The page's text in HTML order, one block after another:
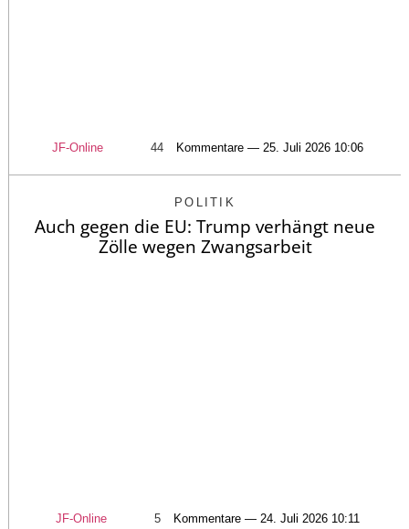
JF-Online 44 Kommentare — 25. Juli 2026 10:06
POLITIK
Auch gegen die EU: Trump verhängt neue
Zölle wegen Zwangsarbeit
JF-Online 5 Kommentare — 24. Juli 2026 10:11